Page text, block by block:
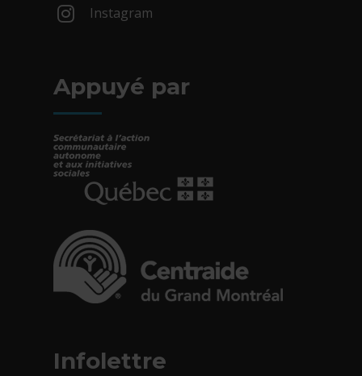
Instagram
Appuyé par
Infolettre